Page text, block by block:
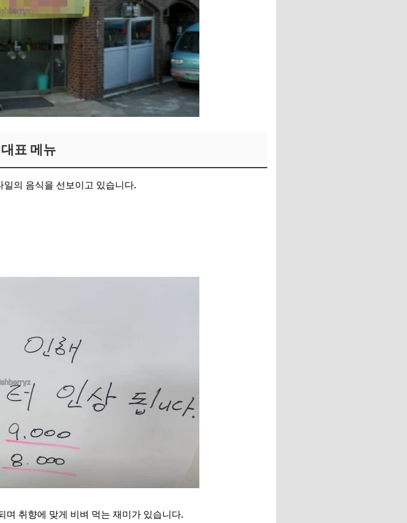
표 메뉴
의 음식을 선보이고 있습니다.
취향에 맞게 비벼 먹는 재미가 있습니다.